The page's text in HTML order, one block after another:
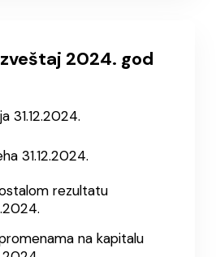
2024. god
31.12.2024.
31.12.2024.
rezultatu
na kapitalu